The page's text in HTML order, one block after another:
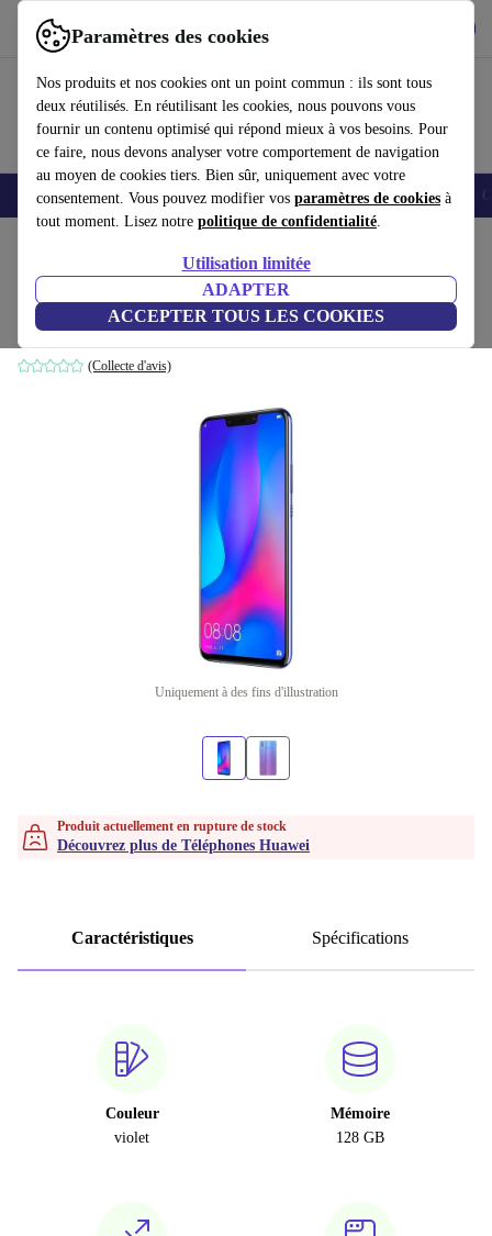
Paramètres des cookies
Nos produits et nos cookies ont un point commun : ils sont tous
deux réutilisés. En réutilisant les cookies, nous pouvons vous
fournir un contenu optimisé qui répond mieux à vos besoins. Pour
ce faire, nous devons analyser votre comportement de navigation
au moyen de cookies tiers. Bien sûr, uniquement avec votre
consentement. Vous pouvez modifier vos paramètres de cookies à
tout moment. Lisez notre politique de confidentialité.
Utilisation limitée
ADAPTER
ACCEPTER TOUS LES COOKIES
Utilisez refurbed rapidement et facilement
Smartphones Laptops Tablettes Montres connectées Accessoires
Huawei Nova 3
4 GB | 128 GB | Dual-SIM | Iris Purple
(Collecte d'avis)
Uniquement à des fins d'illustration
Produit actuellement en rupture de stock
Découvrez plus de Téléphones Huawei
Caractéristiques Spécifications
Couleur
violet
Mémoire
128 GB